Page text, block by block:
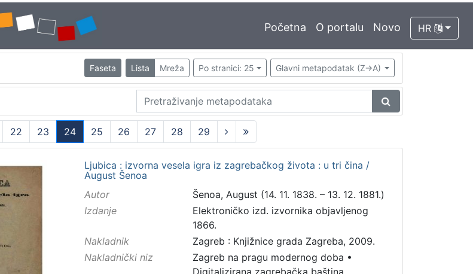
Početna O portalu Novo HR
Faseta Lista Mreža Po stranici: 25 Glavni metapodatak (Z->A)
22 23
24
(current)
25 26 27 28
29
Ljubica : izvorna vesela igra iz zagrebačkog života : u tri čina /
August Šenoa
Autor
Šenoa, August (14. 11. 1838. – 13. 12. 1881.)
Izdanje
Elektroničko izd. izvornika objavljenog
1866.
Nakladnik
Zagreb : Knjižnice grada Zagreba, 2009.
Nakladnički niz
Zagreb na pragu modernog doba •